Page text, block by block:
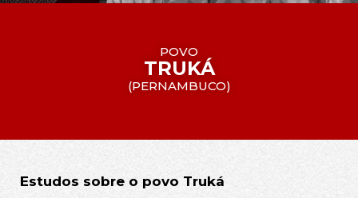
POVO
TRUKÁ
(PERNAMBUCO)
Estudos sobre o povo Truká